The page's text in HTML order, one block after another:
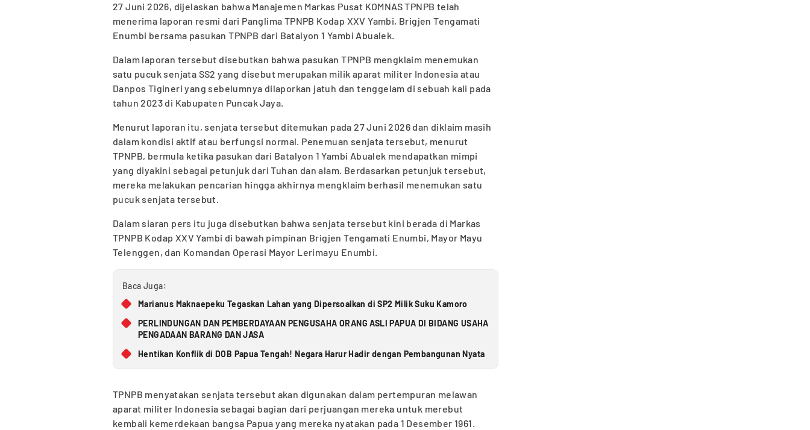
27 Juni 2026, dijelaskan bahwa Manajemen Markas Pusat KOMNAS TPNPB telah
menerima laporan resmi dari Panglima TPNPB Kodap XXV Yambi, Brigjen Tengamati
Enumbi bersama pasukan TPNPB dari Batalyon 1 Yambi Abualek.
Dalam laporan tersebut disebutkan bahwa pasukan TPNPB mengklaim menemukan
satu pucuk senjata SS2 yang disebut merupakan milik aparat militer Indonesia atau
Danpos Tigineri yang sebelumnya dilaporkan jatuh dan tenggelam di sebuah kali pada
tahun 2023 di Kabupaten Puncak Jaya.
Menurut laporan itu, senjata tersebut ditemukan pada 27 Juni 2026 dan diklaim masih
dalam kondisi aktif atau berfungsi normal. Penemuan senjata tersebut, menurut
TPNPB, bermula ketika pasukan dari Batalyon 1 Yambi Abualek mendapatkan mimpi
yang diyakini sebagai petunjuk dari Tuhan dan alam. Berdasarkan petunjuk tersebut,
mereka melakukan pencarian hingga akhirnya mengklaim berhasil menemukan satu
pucuk senjata tersebut.
Dalam siaran pers itu juga disebutkan bahwa senjata tersebut kini berada di Markas
TPNPB Kodap XXV Yambi di bawah pimpinan Brigjen Tengamati Enumbi, Mayor Mayu
Telenggen, dan Komandan Operasi Mayor Lerimayu Enumbi.
Baca Juga:
Marianus Maknaepeku Tegaskan Lahan yang Dipersoalkan di SP2 Milik Suku Kamoro
PERLINDUNGAN DAN PEMBERDAYAAN PENGUSAHA ORANG ASLI PAPUA DI BIDANG USAHA
PENGADAAN BARANG DAN JASA
Hentikan Konflik di DOB Papua Tengah! Negara Harur Hadir dengan Pembangunan Nyata
TPNPB menyatakan senjata tersebut akan digunakan dalam pertempuran melawan
aparat militer Indonesia sebagai bagian dari perjuangan mereka untuk merebut
kembali kemerdekaan bangsa Papua yang mereka nyatakan pada 1 Desember 1961.